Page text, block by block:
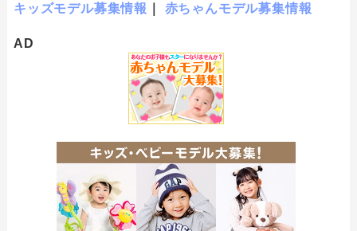
キッズモデル募集情報
赤ちゃんモデル募集情報
AD